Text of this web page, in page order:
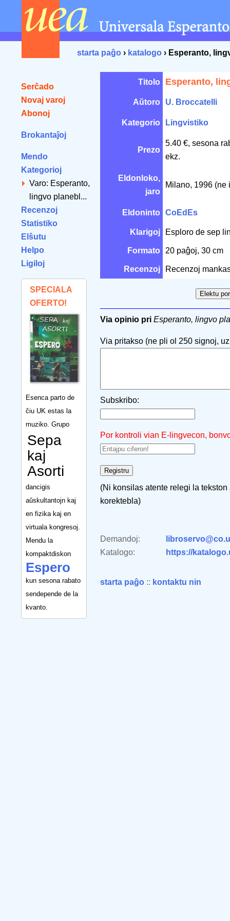
starta paĝo › katalogo › Esperanto,
Serĉado
Novaj varoj
Abonoj
Brokantaĵoj
Mendo
Kategorioj
Varo: Esperanto,
lingvo planebl...
Recenzoj
Statistiko
Elŝutu
Helpo
Ligiloj
SPECIALA
OFERTO!
Esenca parto de
ĉiu UK estas la
muziko. Grupo
Sepa
kaj
Asorti
dancigis
aŭskultantojn kaj
en fizika kaj en
virtuala kongresoj.
Mendu la
kompaktdiskon
Espero
kun sesona rabato
sendepende de la
kvanto.
Titolo Esperanto,
Aŭtoro U. Broccatelli
Kategorio Lingvistiko
Prezo
5.40 €, sesona
ekz.
Eldonloko,
jaro
Milano, 1996
Eldoninto CoEdEs
Klarigoj Esploro de sep
Formato 20 paĝoj, 30 cm
Recenzoj Recenzoj
Via opinio pri Esperanto, lingvo
Via pritakso (ne pli ol 250 signoj,
Subskribo:
Por kontroli vian E-lingvecon,
(Ni konsilas atente relegi la
korektebla)
Demandoj:
Katalogo:
https://
starta paĝo :: kontaktu nin